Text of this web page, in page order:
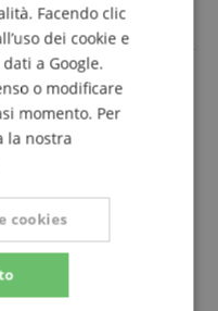
Valigia per
Facendo clic
dei cookie e
a Google.
o modificare
momento. Per
la nostra
cookies